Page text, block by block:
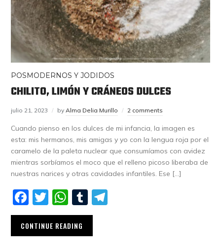
POSMODERNOS Y JODIDOS
CHILITO, LIMÓN Y CRÁNEOS DULCES
julio 21, 2023 byAlma Delia Murillo 2 comments
Cuando pienso en los dulces de mi infancia, la imagen es
esta: mis hermanos, mis amigas y yo con la lengua roja por el
caramelo de la paleta nuclear que consumíamos con avidez
mientras sorbíamos el moco que el relleno picoso liberaba de
nuestras narices y otras cavidades infantiles. Ese […]
Facebook
Twitter
WhatsApp
Tumblr
CONTINUE READING